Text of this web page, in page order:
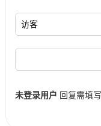
未登录用户 回复需填